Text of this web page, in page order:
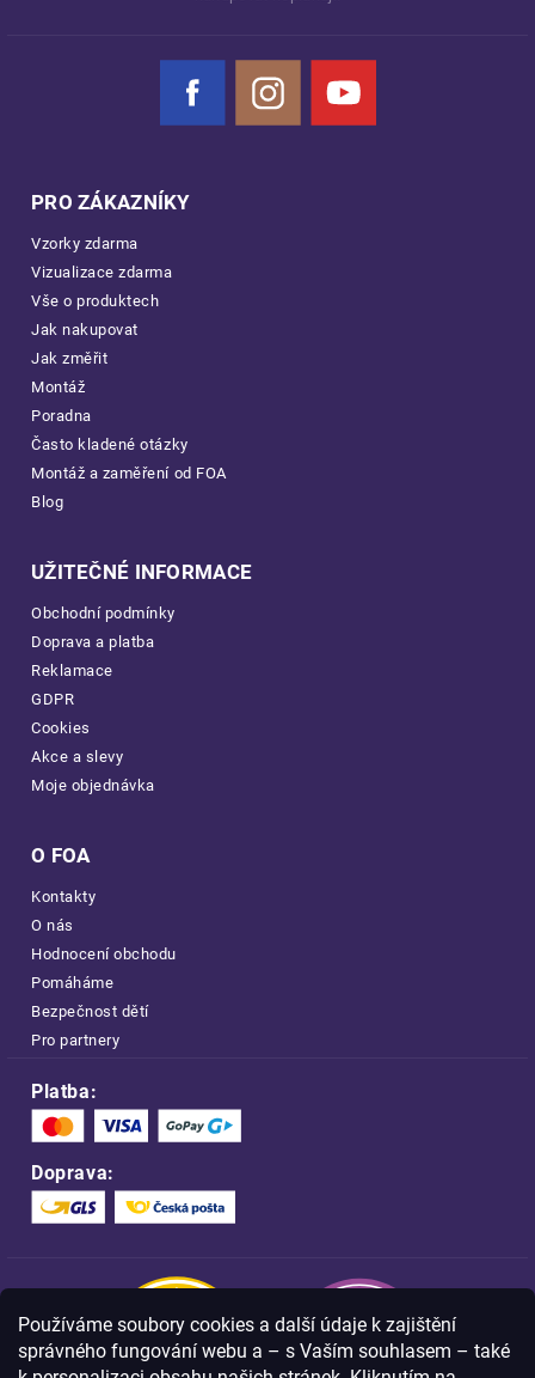
Používáme soubory cookies a další údaje k zajištění
správného fungování webu a – s Vaším souhlasem – také
Facebook Instagram YouTube
PRO ZÁKAZNÍKY
Vzorky zdarma
Vizualizace zdarma
Vše o produktech
Jak nakupovat
Jak změřit
Montáž
Poradna
Často kladené otázky
Montáž a zaměření od FOA
Blog
UŽITEČNÉ INFORMACE
Obchodní podmínky
Doprava a platba
Reklamace
GDPR
Cookies
Akce a slevy
Moje objednávka
O FOA
Kontakty
O nás
Hodnocení obchodu
Pomáháme
Bezpečnost dětí
Pro partnery
Platba:
Doprava: